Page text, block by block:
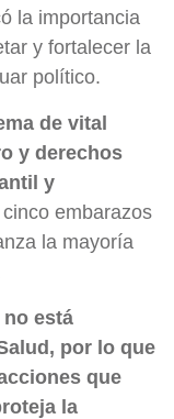
la importancia
y fortalecer la
político.
de vital
y derechos
y
embarazos
la mayoría
no está
por lo que
que
la